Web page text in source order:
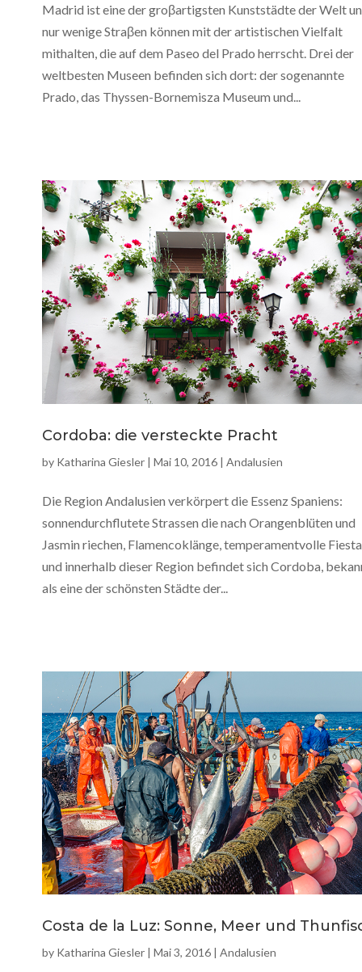
Madrid ist eine der groβartigsten Kunststädte der Welt
nur wenige Straβen können mit der artistischen Vielfalt
mithalten, die auf dem Paseo del Prado herrscht. Drei der
weltbesten Museen befinden sich dort: der sogenannte
Prado, das Thyssen-Bornemisza Museum und...
Cordoba: die versteckte Pracht
by Katharina Giesler Mai 10, 2016 Andalusien
Die Region Andalusien verkörpert die Essenz Spaniens:
sonnendurchflutete Strassen die nach Orangenblüten und
Jasmin riechen, Flamencoklänge, temperamentvolle
und innerhalb dieser Region befindet sich Cordoba,
als eine der schönsten Städte der...
Costa de la Luz: Sonne, Meer und
by Katharina Giesler | Mai 3, 2016 | Andalusien